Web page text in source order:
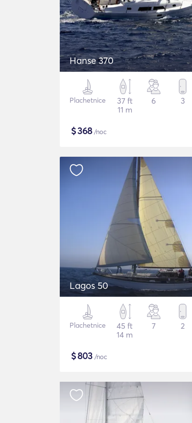
Hanse 370
Plachetnice
37 ft
11 m
6 3
$368/noc
Lagos 50
Plachetnice
45 ft
14 m
7 2
$803 /noc